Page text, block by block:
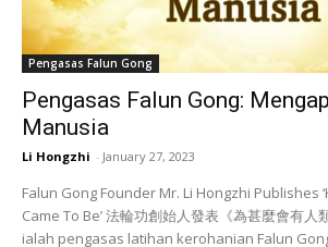
Pengasas Falun Gong
Pengasas Falun Gong:
Manusia
Li Hongzhi - January 27, 2023
Falun Gong Founder Mr. Li Hongzhi Publishes
Came To Be’ 法輪功創始人發表《為甚麼會有人
ialah pengasas latihan kerohanian Falun